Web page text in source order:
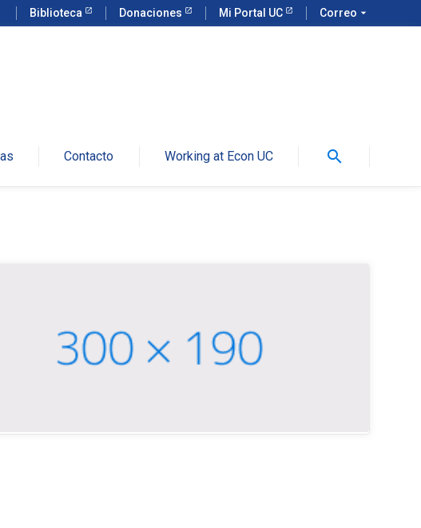
Biblioteca Donaciones Mi Portal UC Correo arrow_drop_down
Contacto Working at Econ UC search